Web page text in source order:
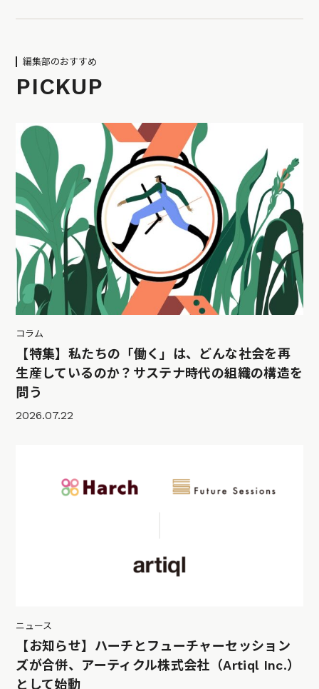
編集部のおすすめ
PICKUP
コラム
【特集】私たちの「働く」は、どんな社会を再
生産しているのか？サステナ時代の組織の構造を
問う
2026.07.22
ニュース
【お知らせ】ハーチとフューチャーセッション
ズが合併、アーティクル株式会社（Artiql Inc.）
として始動